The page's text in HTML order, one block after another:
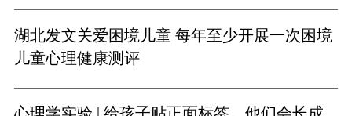
湖北发文关爱困境儿童 每年至少开展一次困境
儿童心理健康测评